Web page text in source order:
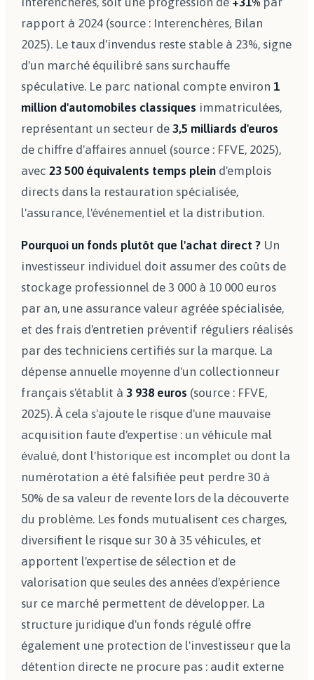
rapport à 2024 (source : Interenchères, Bilan
2025). Le taux d'invendus reste stable à 23%, signe
d'un marché équilibré sans surchauffe
spéculative. Le parc national compte environ 1
million d'automobiles classiques immatriculées,
représentant un secteur de 3,5 milliards d'euros
de chiffre d'affaires annuel (source : FFVE, 2025),
avec 23 500 équivalents temps plein d'emplois
directs dans la restauration spécialisée,
l'assurance, l'événementiel et la distribution.
Pourquoi un fonds plutôt que l'achat direct ? Un
investisseur individuel doit assumer des coûts de
stockage professionnel de 3 000 à 10 000 euros
par an, une assurance valeur agréée spécialisée,
et des frais d'entretien préventif réguliers réalisés
par des techniciens certifiés sur la marque. La
dépense annuelle moyenne d'un collectionneur
français s'établit à 3 938 euros (source : FFVE,
2025). À cela s'ajoute le risque d'une mauvaise
acquisition faute d'expertise : un véhicule mal
évalué, dont l'historique est incomplet ou dont la
numérotation a été falsifiée peut perdre 30 à
50% de sa valeur de revente lors de la découverte
du problème. Les fonds mutualisent ces charges,
diversifient le risque sur 30 à 35 véhicules, et
apportent l'expertise de sélection et de
valorisation que seules des années d'expérience
sur ce marché permettent de développer. La
structure juridique d'un fonds régulé offre
également une protection de l'investisseur que la
détention directe ne procure pas : audit externe